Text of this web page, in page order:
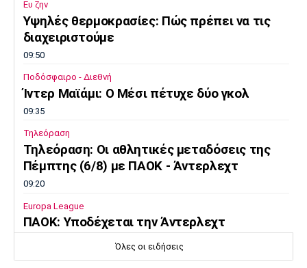
Ευ ζην
Υψηλές θερμοκρασίες: Πώς πρέπει να τις
διαχειριστούμε
09:50
Ποδόσφαιρο - Διεθνή
Ίντερ Μαϊάμι: Ο Μέσι πέτυχε δύο γκολ
09:35
Τηλεόραση
Τηλεόραση: Οι αθλητικές μεταδόσεις της
Πέμπτης (6/8) με ΠΑΟΚ - Άντερλεχτ
09:20
Europa League
ΠΑΟΚ: Υποδέχεται την Άντερλεχτ
Κολύμβηση
Όλες οι ειδήσεις